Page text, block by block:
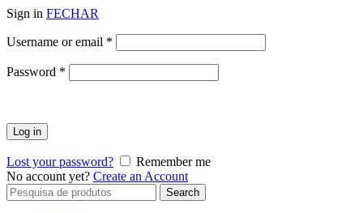
Sign in FECHAR
Username or email *
Password *
Log in
Lost your password?
Remember me
No account yet? Create an Account
Search
for:
Search